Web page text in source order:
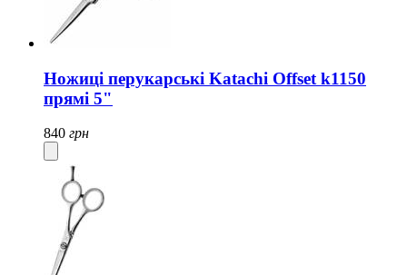
Ножиці перукарські Katachi Offset k1150
прямі 5"
840 грн